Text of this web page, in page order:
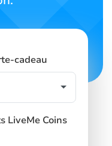
cadeau
LiveMe Coins